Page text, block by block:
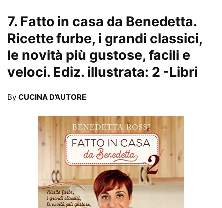
7. Fatto in casa da Benedetta.
Ricette furbe, i grandi classici,
le novità più gustose, facili e
veloci. Ediz. illustrata: 2 -Libri
By CUCINA D’AUTORE